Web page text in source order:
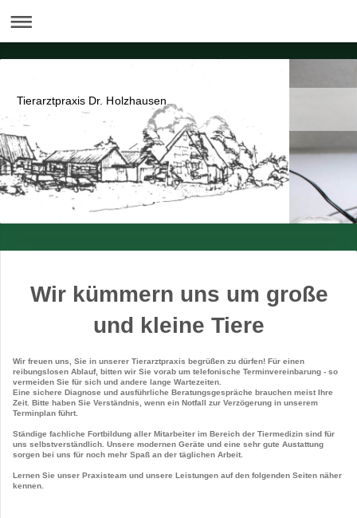
Tierarztpraxis Dr. Holzhausen
Wir kümmern uns um große
und kleine Tiere
Wir freuen uns, Sie in unserer Tierarztpraxis begrüßen zu dürfen! Für einen
reibungslosen Ablauf, bitten wir Sie vorab um telefonische Terminvereinbarung - so
vermeiden Sie für sich und andere lange Wartezeiten.
Eine sichere Diagnose und ausführliche Beratungsgespräche brauchen meist Ihre
Zeit. Bitte haben Sie Verständnis, wenn ein Notfall zur Verzögerung in unserem
Terminplan führt.
Ständige fachliche Fortbildung aller Mitarbeiter im Bereich der Tiermedizin sind für
uns selbstverständlich. Unsere modernen Geräte und eine sehr gute Austattung
sorgen bei uns für noch mehr Spaß an der täglichen Arbeit.
Lernen Sie unser Praxisteam und unsere Leistungen auf den folgenden Seiten näher
kennen.